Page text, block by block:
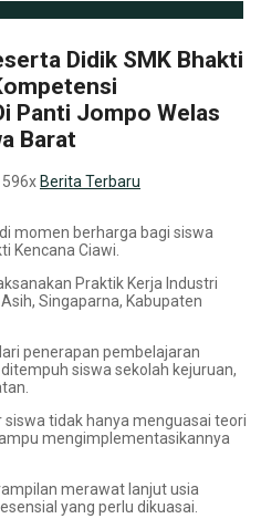
Didik SMK Bhakti
Panti Jompo Welas
Barat
Berita Terbaru
momen berharga bagi siswa
Kencana Ciawi.
Praktik Kerja Industri
Singaparna, Kabupaten
penerapan pembelajaran
siswa sekolah kejuruan,
tidak hanya menguasai teori
mengimplementasikannya
merawat lanjut usia
yang perlu dikuasai.